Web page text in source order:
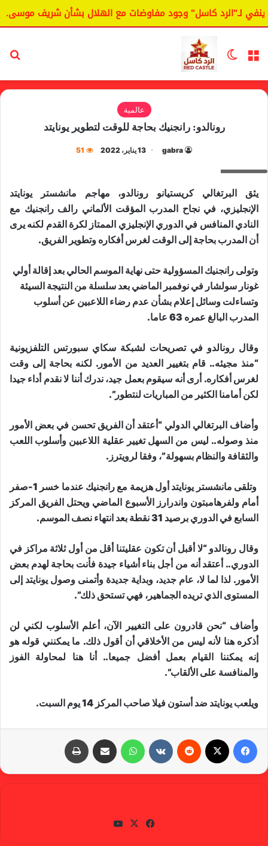
لـ"الرد كاسل" وجود مفاوضات مع الهلال بشأن شريف موسى.
القائمة الوضع المظلم
عالمية
رونالدو: رانجنيك بحاجة للوقت لتطوير يونايتد
gabra 13 يناير، 2022 51
يثق البرتغالي كريستيانو رونالدو، مهاجم مانشستر يونايتد
الإنجليزي، في نجاح المدرب المؤقت الألماني رالف رانجنيك مع
النادي المنافس في الدوري الإنجليزي الممتاز لكرة القدم لكنه يرى
أن المدرب بحاجة إلى الوقت لغرس أفكاره وتطوير الفريق.
وتولى رانجنيك المسؤولية حتى نهاية الموسم الحالي بعد إقالة أولي
غونار سولشار في نوفمبر الماضي بعد سلسلة من النتيجة السيئة
وتساءلت وسائل إعلام بشأن عدم رضاء اللاعبين عن أسلوب
المدرب البالغ عمره 63 عاما.
وقال رونالدو في تصريحات لشبكة سكاي سبورتس التلفزيونية
“منذ مجيئه.. قام بتغيير العديد من الأمور. لكنه بحاجة إلى وقت
لغرس أفكاره. أرى أنه سيقوم بعمل جيد، ندرك أننا لا نقدم أداء جيدا
لكن أمامنا الكثير من المباريات لنتطور”.
وأضاف البرتغالي الدولي “أعتقد أن الفريق تحسن في بعض الأمور
منذ وصوله.. ليس من السهل تغيير عقلية اللاعبين وأسلوب اللعب
والثقافة والنظام بسهولة”، وفقا لرويترز.
وتلقى مانشستر يونايتد أول هزيمة مع رانجنيك عندما خسر 1-صفر
أمام ولفرهامبتون واندرارز الأسبوع الماضي ويحتل الفريق المركز
السابع في الدوري برصيد 31 نقطة بعد انتهاء نصف الموسم.
وقال رونالدو “لا أقبل أن تكون عقليتنا أقل من أول ثلاثة مراكز في
الدوري.. أعتقد أنه من أجل بناء أشياء جيدة فأنت بحاجة لهدم بعض
الأمور. لذا لما لا، عام جديد، وبداية جديدة وأتمنى وصول يونايتد إلى
المستوى الذي تريده الجماهير، فهي تستحق ذلك”.
وأضاف “نحن قادرون على التغيير الآن، أعلم الأسلوب لكني لن
أذكره هنا لأنه ليس من الأخلاقي أن أقول ذلك. ما يمكنني قوله هو
إنه يمكننا القيام بعمل أفضل جميعا.. أنا هنا لمحاولة الفوز
والمنافسة على الألقاب”.
ويلعب يونايتد ضد أستون فيلا صاحب المركز 14 يوم السبت.
واتساب
في
X